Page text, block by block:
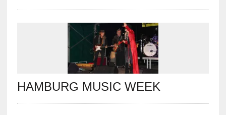
HAMBURG MUSIC WEEK